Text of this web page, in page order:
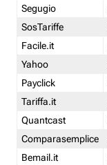
Segugio
SosTariffe
Facile.it
Yahoo
Payclick
Tariffa.it
Quantcast
Comparasemplice
Bemail.it